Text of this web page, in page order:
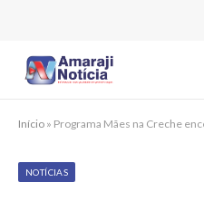
Início » Programa Mães na Creche encerra atividades
NOTÍCIAS